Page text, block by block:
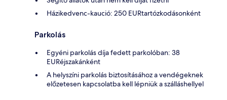
Házikedvenc-kaució: 250 EURtartózkodásonként
Parkolás
Egyéni parkolás díja fedett parkolóban: 38
EURéjszakánként
A helyszíni parkolás biztosításához a vendégeknek
előzetesen kapcsolatba kell lépniük a szálláshellyel